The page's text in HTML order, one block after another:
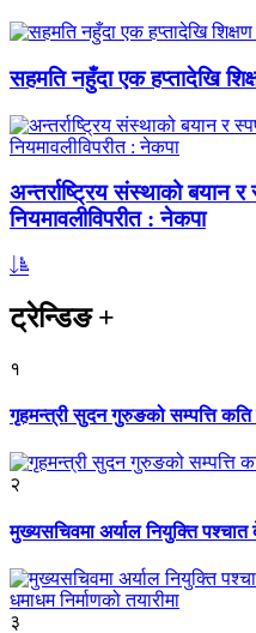
सहमति नहुँदा एक हप्तादेखि
अन्तर्राष्ट्रिय संस्थाको बयान
नियमावलीविपरीत : नेकपा
ट्रेन्डिङ+
१
गृहमन्त्री सुदन गुरुङको सम्पत्ति
२
मुख्यसचिवमा अर्याल नियुक्ति पश्चात
३